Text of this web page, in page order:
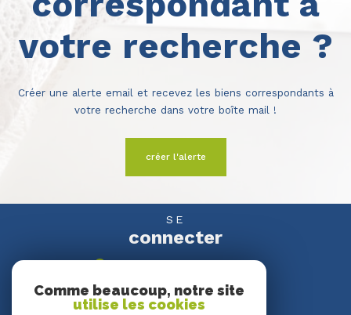
votre recherche ?
Créer une alerte email et recevez les biens correspondants à
votre recherche dans votre boîte mail !
créer l'alerte
SE
connecter
espace propriétaire
NOUS
Comme beaucoup, notre site
utilise les cookies